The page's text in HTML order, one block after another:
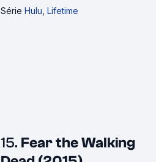
Série Hulu Lifetime
15. Fear the Walking